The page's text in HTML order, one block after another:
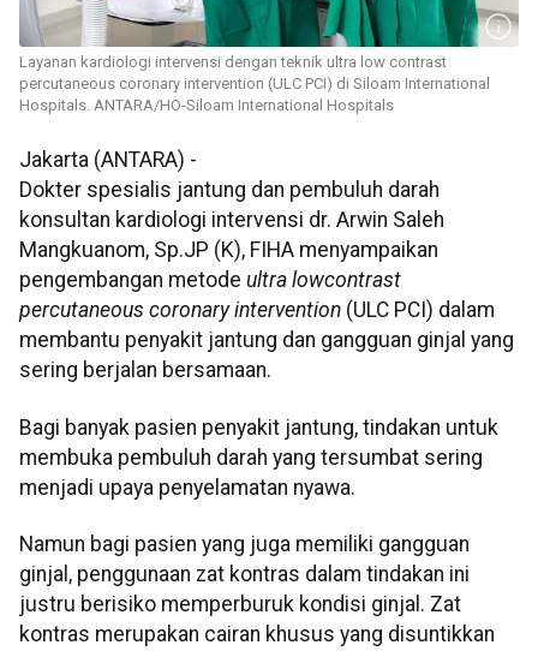
Layanan kardiologi intervensi dengan teknik ultra low contrast
percutaneous coronary intervention (ULC PCI) di Siloam International
Hospitals. ANTARA/HO-Siloam International Hospitals
Jakarta (ANTARA) -
Dokter spesialis jantung dan pembuluh darah
konsultan kardiologi intervensi dr. Arwin Saleh
Mangkuanom, Sp.JP (K), FIHA menyampaikan
pengembangan metode ultra lowcontrast
percutaneous coronary intervention (ULC PCI) dalam
membantu penyakit jantung dan gangguan ginjal yang
sering berjalan bersamaan.
Bagi banyak pasien penyakit jantung, tindakan untuk
membuka pembuluh darah yang tersumbat sering
menjadi upaya penyelamatan nyawa.
Namun bagi pasien yang juga memiliki gangguan
ginjal, penggunaan zat kontras dalam tindakan ini
justru berisiko memperburuk kondisi ginjal. Zat
kontras merupakan cairan khusus yang disuntikkan